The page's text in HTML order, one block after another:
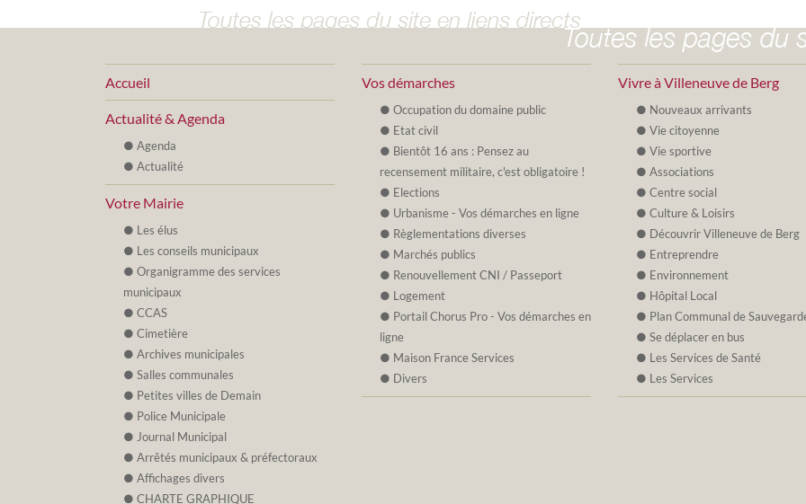
Accueil
Actualité & Agenda
Agenda
Actualité
Votre Mairie
Les élus
Les conseils municipaux
Organigramme des services
municipaux
CCAS
Cimetière
Archives municipales
Salles communales
Petites villes de Demain
Police Municipale
Journal Municipal
Arrêtés municipaux & préfectoraux
Affichages divers
CHARTE GRAPHIQUE
Vos démarches
Occupation du domaine public
Etat civil
Bientôt 16 ans : Pensez au
recensement militaire, c'est obligatoire !
Elections
Urbanisme - Vos démarches en ligne
Règlementations diverses
Marchés publics
Renouvellement CNI / Passeport
Logement
Portail Chorus Pro - Vos démarches en
ligne
Maison France Services
Divers
Vivre à Villeneuve de Berg
Nouveaux arrivants
Vie citoyenne
Vie sportive
Associations
Centre social
Culture & Loisirs
Découvrir Villeneuve de Berg
Entreprendre
Environnement
Hôpital Local
Plan Communal de
Se déplacer en bus
Les Services de Santé
Les Services